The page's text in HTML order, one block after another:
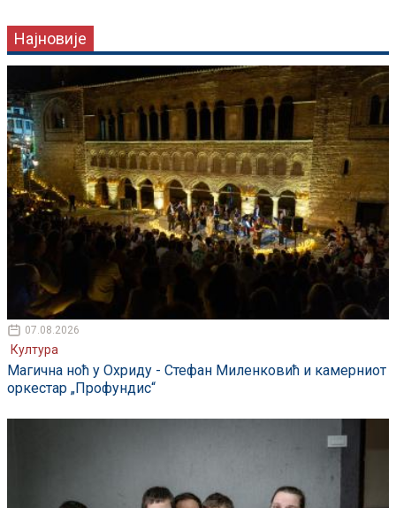
Најновије
07.08.2026
Култура
Магична ноћ у Охриду - Стефан Миленковић и камерниот
оркестар „Профундис“